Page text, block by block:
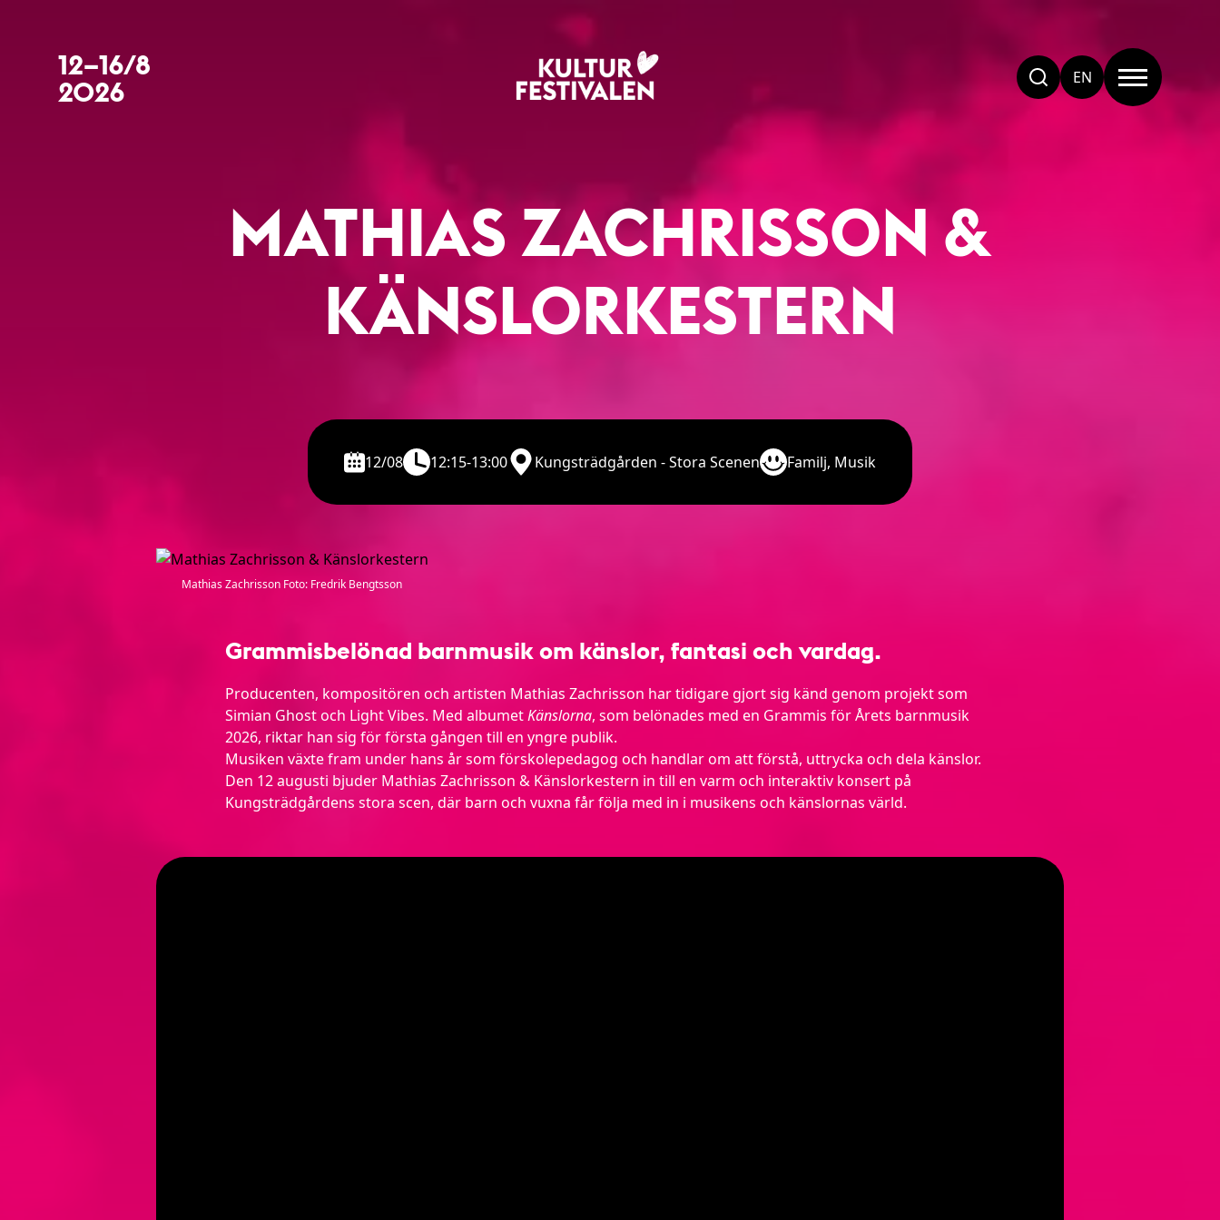
12–16/8
2026 EN
MATHIAS ZACHRISSON &
KÄNSLORKESTERN
12/08 12:15-13:00 Kungsträdgården - Stora Scenen Familj, Musik
Mathias Zachrisson Foto: Fredrik Bengtsson
Grammisbelönad barnmusik om känslor, fantasi och vardag.
Producenten, kompositören och artisten Mathias Zachrisson har tidigare gjort sig känd genom projekt som
Simian Ghost och Light Vibes. Med albumetKänslorna, som belönades med en Grammis för Årets barnmusik
2026, riktar han sig för första gången till en yngre publik.
Musiken växte fram under hans år som förskolepedagog och handlar om att förstå, uttrycka och dela känslor.
Den 12 augusti bjuder Mathias Zachrisson & Känslorkestern in till en varm och interaktiv konsert på
Kungsträdgårdens stora scen, där barn och vuxna får följa med in i musikens och känslornas värld.